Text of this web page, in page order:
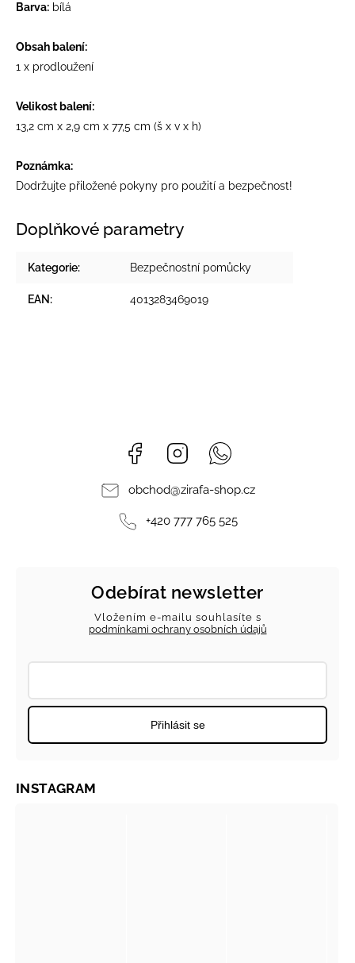
Barva: bílá
Obsah balení:
1 x prodloužení
Velikost balení:
13,2 cm x 2,9 cm x 77,5 cm (š x v x h)
Poznámka:
Dodržujte přiložené pokyny pro použití a bezpečnost!
Doplňkové parametry
Kategorie: Bezpečnostní pomůcky
EAN: 4013283469019
Facebook Instagram
obchod@zirafa-shop.cz
+420 777 765 525
Odebírat newsletter
Vložením e-mailu souhlasíte s
podmínkami ochrany osobních údajů
Přihlásit se
INSTAGRAM